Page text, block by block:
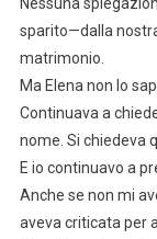
sparito—dalla
matrimonio.
Ma Elena non lo
Continuava a
nome. Si chiedeva
E io continuavo a
Anche se non mi
aveva criticata per